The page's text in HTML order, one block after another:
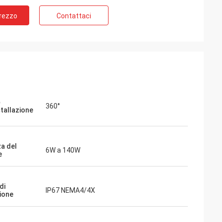
mondo
Contattaci
360°
del
6W a 140W
IP67 NEMA4/4X